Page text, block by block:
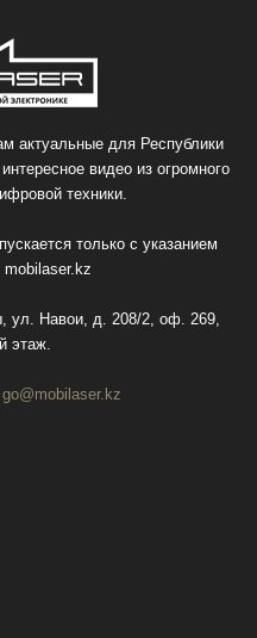
актуальные для Республики
видео из огромного
техники.
только с указанием
mobilaser.kz
ул. Навои, д. 208/2, оф. 269,
этаж.
go@mobilaser.kz